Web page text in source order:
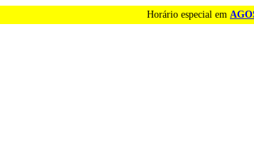
Horário especial em